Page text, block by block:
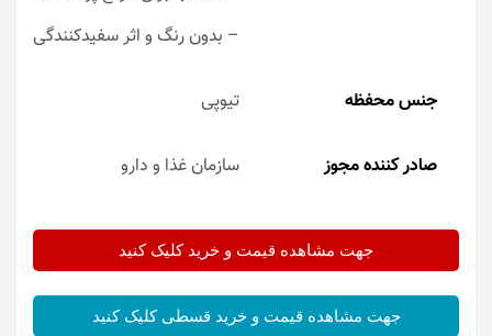
– بدون رنگ و اثر سفیدکنندگی
جنس محفظه تیوپی
صادر کننده مجوز سازمان غذا و دارو
جهت مشاهده قیمت و خرید کلیک کنید
جهت مشاهده قیمت و خرید قسطی کلیک کنید